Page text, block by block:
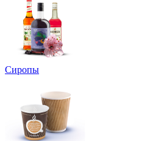
Сиропы